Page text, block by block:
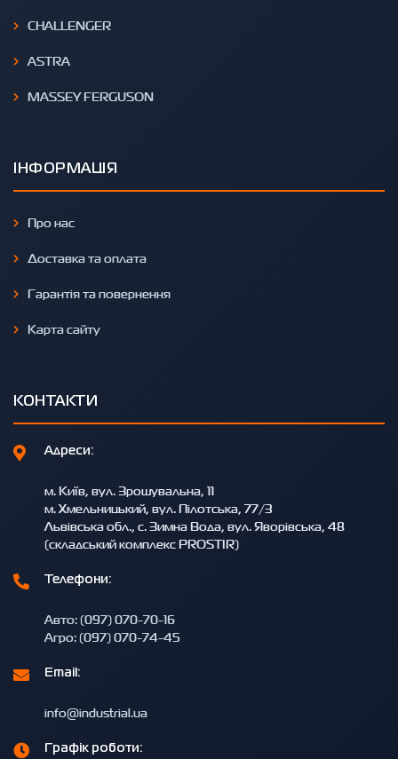
CHALLENGER
ASTRA
MASSEY FERGUSON
ІНФОРМАЦІЯ
Про нас
Доставка та оплата
Гарантія та повернення
Карта сайту
КОНТАКТИ
Адреси:
м. Київ, вул. Зрошувальна, 11
м. Хмельницький, вул. Пілотська, 77/3
Львівська обл., с. Зимна Вода, вул. Яворівська, 48
(складський комплекс PROSTIR)
Телефони:
Авто: (097) 070-70-16
Агро: (097) 070-74-45
Email:
info@industrial.ua
Графік роботи: